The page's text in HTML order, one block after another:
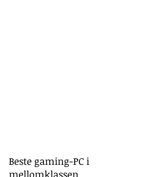
Beste gaming-PC i
mellomklassen